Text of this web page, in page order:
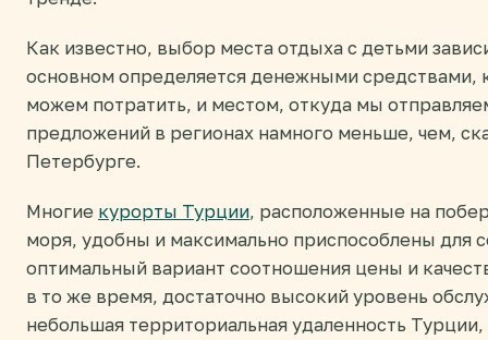
Как известно, выбор места отдыха с детьми
основном определяется денежными средствами,
можем потратить, и местом, откуда мы
предложений в регионах намного меньше, чем,
Петербурге.
Многие курорты Турции, расположенные на
моря, удобны и максимально приспособлены для
оптимальный вариант соотношения цены и
в то же время, достаточно высокий уровень
небольшая территориальная удаленность